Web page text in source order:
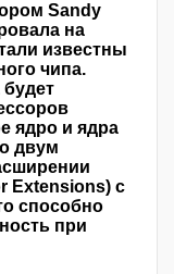
Sandy
на
известны
чипа.
ядро и ядра
двум
Extensions) с
способно
при